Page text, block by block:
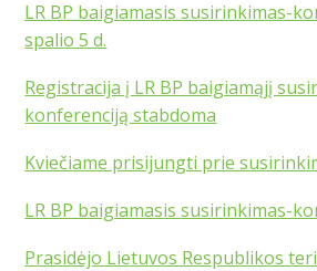
LR BP baigiamasis susirinkimas-
spalio 5 d.
Registracija į LR BP baigiamąjį
konferenciją stabdoma
Kviečiame prisijungti prie
LR BP baigiamasis susirinkimas-
Prasidėjo Lietuvos Respublikos